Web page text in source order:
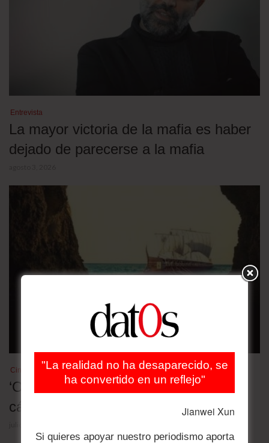
Entrevista
La mayor victoria de la mafia es haber
dejado de parecerse a la mafia
Cine
‘Odyssey’: por fin un buen drama de
cámara
"La realidad no ha desaparecido, se
ha convertido en un reflejo"
Jianwei Xun
Si quieres apoyar nuestro periodismo aporta